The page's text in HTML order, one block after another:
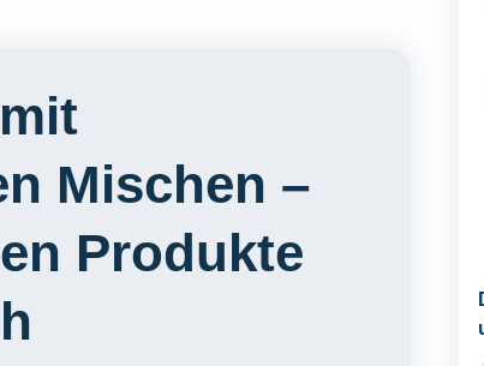
Mischen –
Produkte